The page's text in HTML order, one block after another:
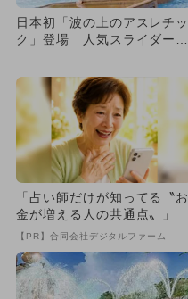
日本初「波の上のアスレチッ
ク」登場 人気スライダー＆
「占い師だけが知ってる〝お
金が増える人の共通点〟」
【PR】合同会社デジタルファーム